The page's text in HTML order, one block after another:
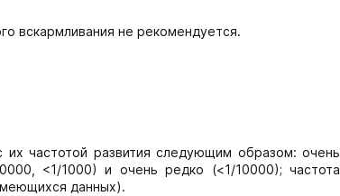
вскармливания не рекомендуется.
частотой развития следующим образом: очень
<1/1000) и очень редко (<1/10000); частота
данных).